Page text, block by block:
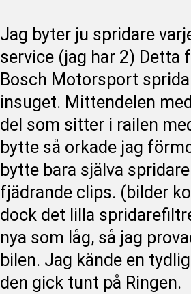
Jag byter ju spridare
service (jag har 2) Detta
Bosch Motorsport
insuget. Mittendelen
del som sitter i railen
bytte så orkade jag
bytte bara själva
fjädrande clips. (bilder
dock det lilla
nya som låg, så jag
bilen. Jag kände en
den gick tunt på Ringen.